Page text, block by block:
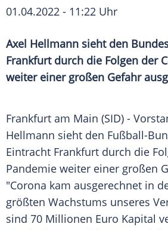
01.04.2022 - 11:22 Uhr
Axel Hellmann sieht den
Frankfurt durch die Folgen der
weiter einer großen Gefahr
Frankfurt am Main (SID) -
Hellmann sieht den Fußball-
Eintracht Frankfurt durch die
Pandemie weiter einer großen
"Corona kam ausgerechnet in
größten Wachstums unseres
sind 70 Millionen Euro Kapital